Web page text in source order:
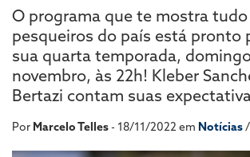
O programa que te mostra
pesqueiros do país está pronto
sua quarta temporada,
novembro, às 22h! Kleber
Bertazi contam suas
Por Marcelo Telles- 18/11/2022 em Notícias/